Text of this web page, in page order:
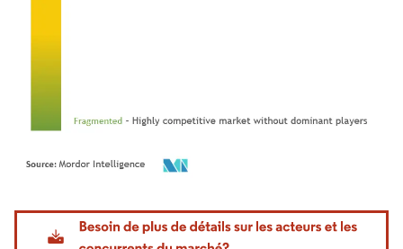
Image © Mordor Intelligence. La réutilisation nécessite une attribution sous CC BY